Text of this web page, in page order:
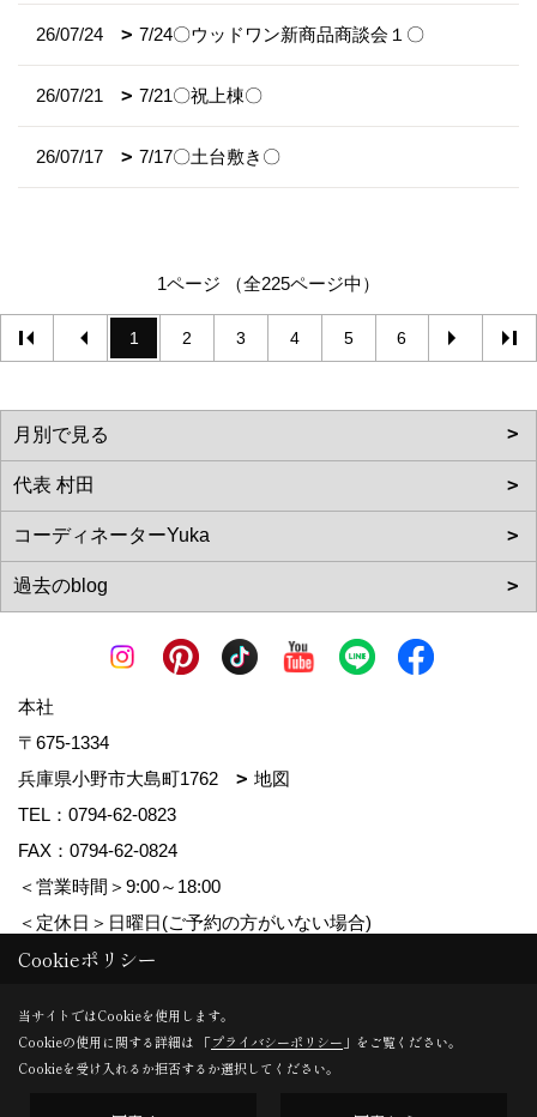
26/07/24 7/24〇ウッドワン新商品商談会１〇
26/07/21 7/21〇祝上棟〇
26/07/17 7/17〇土台敷き〇
1ページ （全225ページ中）
1 2 3 4 5 6
本社
〒675-1334
兵庫県小野市大島町1762
地図
TEL： 0794-62-0823
FAX：0794-62-0824
＜営業時間＞9:00～18:00
＜定休日＞日曜日(ご予約の方がいない場合)
Copyright (c) MDhomes. All Rights Reserved.
Produced byゴデスクリエイト
Cookieポリシー
当サイトではCookieを使用します。
Cookieの使用に関する詳細は 「プライバシーポリシー 」をご覧ください。
Cookieを受け入れるか拒否するか選択してください。